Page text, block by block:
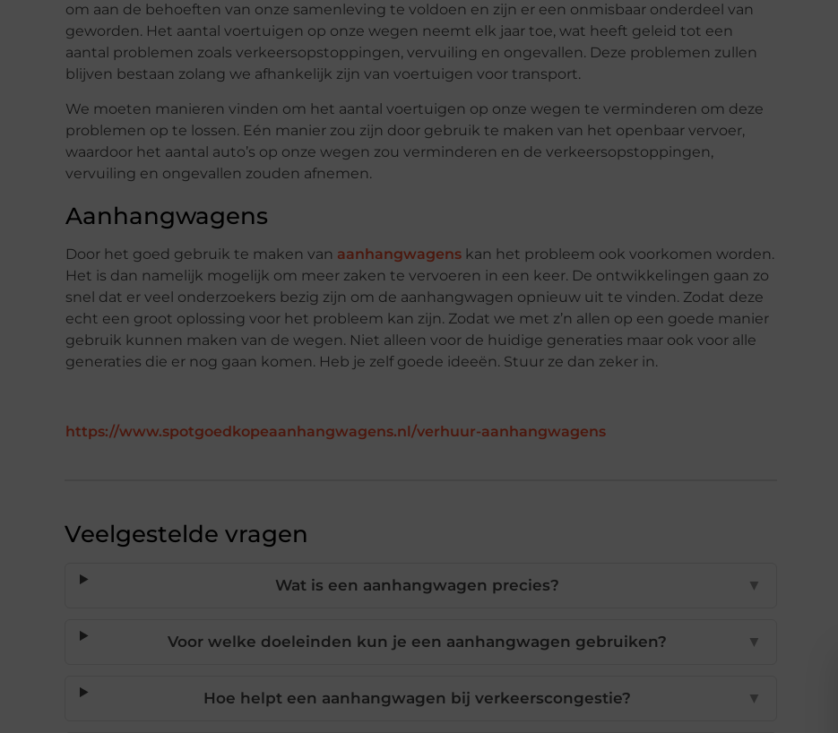
om aan de behoeften van onze samenleving te voldoen en zijn er een onmisbaar onderdeel van
geworden. Het aantal voertuigen op onze wegen neemt elk jaar toe, wat heeft geleid tot een
aantal problemen zoals verkeersopstoppingen, vervuiling en ongevallen. Deze problemen zullen
blijven bestaan zolang we afhankelijk zijn van voertuigen voor transport.
We moeten manieren vinden om het aantal voertuigen op onze wegen te verminderen om deze
problemen op te lossen. Eén manier zou zijn door gebruik te maken van het openbaar vervoer,
waardoor het aantal auto’s op onze wegen zou verminderen en de verkeersopstoppingen,
vervuiling en ongevallen zouden afnemen.
Aanhangwagens
Door het goed gebruik te maken van aanhangwagens kan het probleem ook voorkomen worden.
Het is dan namelijk mogelijk om meer zaken te vervoeren in een keer. De ontwikkelingen gaan zo
snel dat er veel onderzoekers bezig zijn om de aanhangwagen opnieuw uit te vinden. Zodat deze
echt een groot oplossing voor het probleem kan zijn. Zodat we met z’n allen op een goede manier
gebruik kunnen maken van de wegen. Niet alleen voor de huidige generaties maar ook voor alle
generaties die er nog gaan komen. Heb je zelf goede ideeën. Stuur ze dan zeker in.
https://www.spotgoedkopeaanhangwagens.nl/verhuur-aanhangwagens
Veelgestelde vragen
Wat is een aanhangwagen precies? ▼
Voor welke doeleinden kun je een aanhangwagen gebruiken? ▼
Hoe helpt een aanhangwagen bij verkeerscongestie? ▼